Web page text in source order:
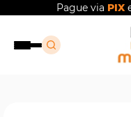
Pague via PIX